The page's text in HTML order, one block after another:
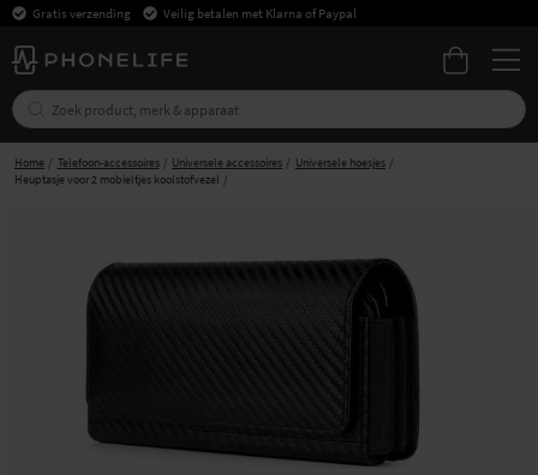
Gratis verzending Veilig betalen met Klarna of Paypal
Home Telefoon-accessoires Universele accessoires
Universele hoesjes
Heuptasje voor 2 mobieltjes koolstofvezel